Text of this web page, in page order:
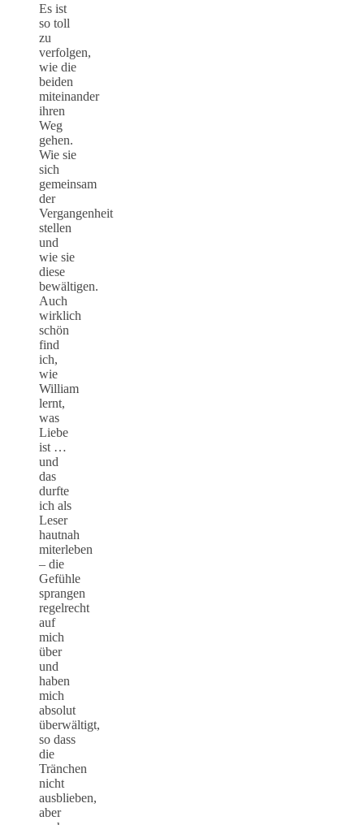
Es ist
so toll
zu
verfolgen,
wie die
beiden
miteinander
ihren
Weg
gehen.
Wie sie
sich
gemeinsam
der
Vergangenheit
stellen
und
wie sie
diese
bewältigen.
Auch
wirklich
schön
find
ich,
wie
William
lernt,
was
Liebe
ist …
und
das
durfte
ich als
Leser
hautnah
miterleben
– die
Gefühle
sprangen
regelrecht
auf
mich
über
und
haben
mich
absolut
überwältigt,
so dass
die
Tränchen
nicht
ausblieben,
aber